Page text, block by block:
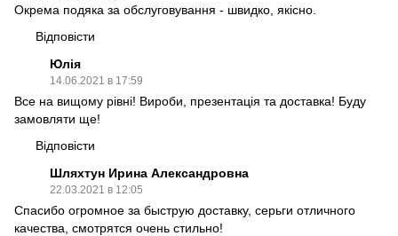
Окрема подяка за обслуговування - швидко, якісно.
Відповісти
Юлія
14.06.2021 в 17:59
Все на вищому рівні! Вироби, презентація та доставка! Буду
замовляти ще!
Відповісти
Шляхтун Ирина Александровна
22.03.2021 в 12:05
Спасибо огромное за быструю доставку, серьги отличного
качества, смотрятся очень стильно!